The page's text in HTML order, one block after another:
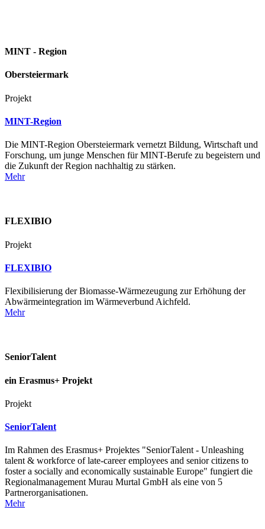
MINT - Region
Obersteiermark
Projekt
MINT-Region
Die MINT-Region Obersteiermark vernetzt Bildung, Wirtschaft und
Forschung, um junge Menschen für MINT-Berufe zu begeistern und
die Zukunft der Region nachhaltig zu stärken.
Mehr
FLEXIBIO
Projekt
FLEXIBIO
Flexibilisierung der Biomasse-Wärmezeugung zur Erhöhung der
Abwärmeintegration im Wärmeverbund Aichfeld.
Mehr
SeniorTalent
ein Erasmus+ Projekt
Projekt
SeniorTalent
Im Rahmen des Erasmus+ Projektes "SeniorTalent - Unleashing
talent & workforce of late-career employees and senior citizens to
foster a socially and economically sustainable Europe" fungiert die
Regionalmanagement Murau Murtal GmbH als eine von 5
Partnerorganisationen.
Mehr